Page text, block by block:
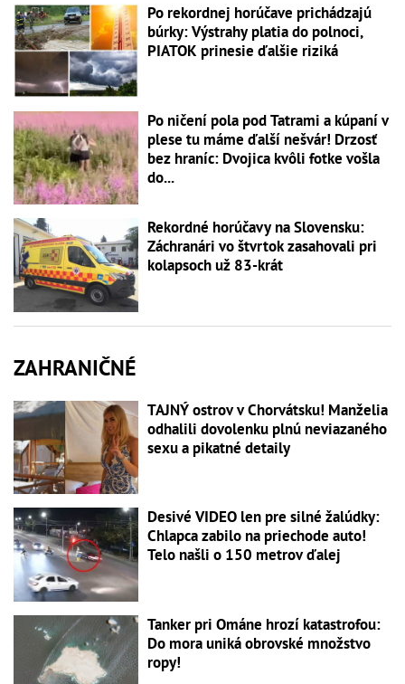
Po rekordnej horúčave prichádzajú
búrky: Výstrahy platia do polnoci,
PIATOK prinesie ďalšie riziká
Po ničení pola pod Tatrami a kúpaní v
plese tu máme ďalší nešvár! Drzosť
bez hraníc: Dvojica kvôli fotke vošla
do...
Rekordné horúčavy na Slovensku:
Záchranári vo štvrtok zasahovali pri
kolapsoch už 83-krát
ZAHRANIČNÉ
TAJNÝ ostrov v Chorvátsku! Manželia
odhalili dovolenku plnú neviazaného
sexu a pikatné detaily
Desivé VIDEO len pre silné žalúdky:
Chlapca zabilo na priechode auto!
Telo našli o 150 metrov ďalej
Tanker pri Ománe hrozí katastrofou:
Do mora uniká obrovské množstvo
ropy!